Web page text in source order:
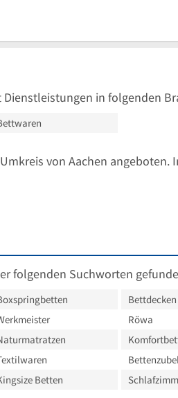
in folgenden
von Aachen angeboten.
folgenden Suchworten
Bettdecken
Röwa
Betten